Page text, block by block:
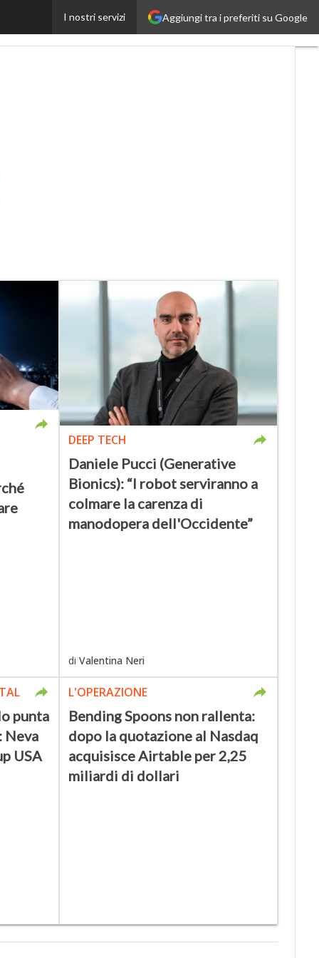
Aggiungi tra i preferiti su Google
I nostri servizi
Startup
DEEP TECH
Daniele Pucci (Generative
Bionics): “I robot serviranno a
colmare la carenza di
manodopera dell'Occidente”
diValentina Neri
punta
Neva
USA
L'OPERAZIONE
Bending Spoons non rallenta:
dopo la quotazione al Nasdaq
acquisisce Airtable per 2,25
miliardi di dollari